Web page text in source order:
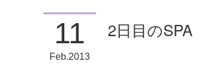
11
Feb 2013
2日目のSPA